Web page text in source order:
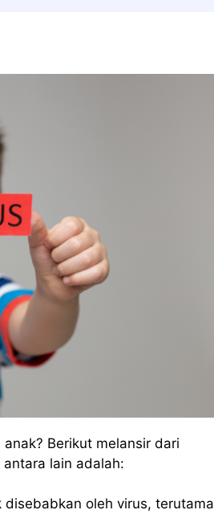
Berikut melansir dari
lain adalah:
disebabkan oleh virus, terutama